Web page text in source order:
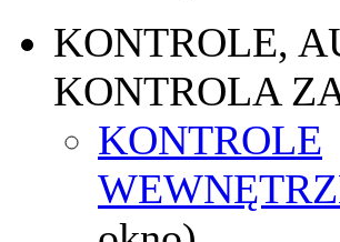
KONTROLE,
KONTROLA
KONTROLE